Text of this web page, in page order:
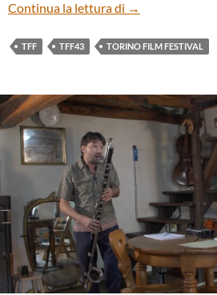
Continua la lettura di “THE
→
TFF TFF43 TORINO FILM FESTIVAL